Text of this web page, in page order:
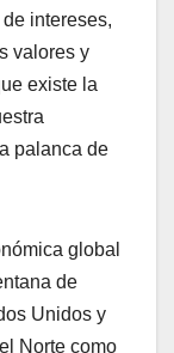
intereses,
valores y
existe la
palanca de
global
de
Unidos y
Norte como